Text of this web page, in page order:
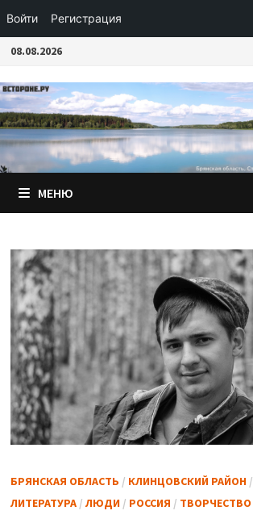
Войти Регистрация
Перейти
содержимому
08.08.2026
МЕНЮ
БРЯНСКАЯ ОБЛАСТЬ / КЛИНЦОВСКИЙ РАЙОН/
ЛИТЕРАТУРА/ ЛЮДИ/ РОССИЯ / ТВОРЧЕСТВО